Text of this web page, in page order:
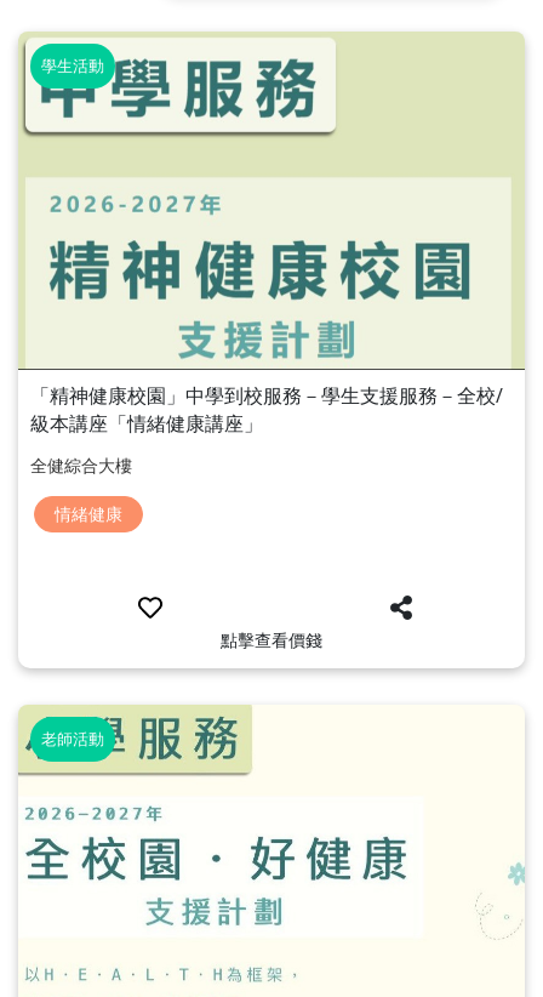
學生活動
「精神健康校園」中學到校服務－學生支援服務－全校/
級本講座「情緒健康講座」
全健綜合大樓
情緒健康
點擊查看價錢
老師活動